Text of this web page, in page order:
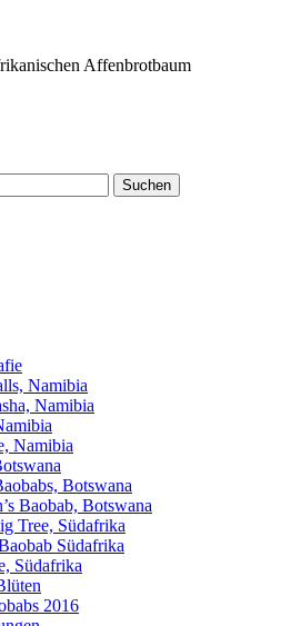
Affenbrotbaum
Namibia
Namibia
Namibia
Botswana
Baobab, Botswana
Tree, Südafrika
Südafrika
Südafrika
2016